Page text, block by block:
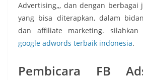
Advertising,,, dan dengan berbagai
yang bisa diterapkan, dalam
dan affiliate marketing.
google adwords terbaik indonesia.
Pembicara FB